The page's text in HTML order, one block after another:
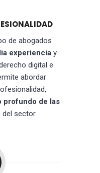
de abogados
experienciay
digital e
abordar
profundo de las
del sector.